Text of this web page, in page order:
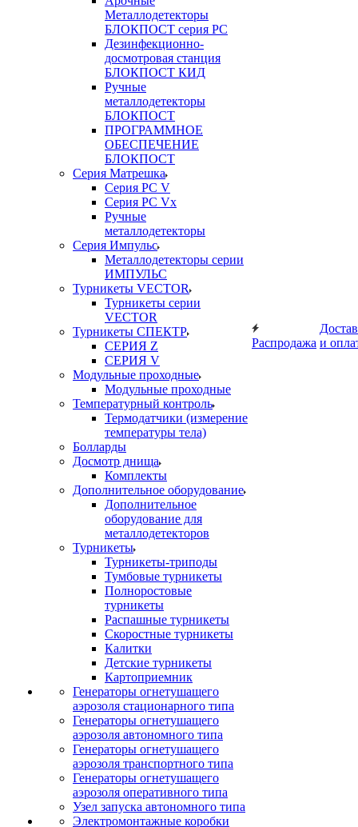
Металлодетекторы
БЛОКПОСТ серия РС
Дезинфекционно-
досмотровая станция
БЛОКПОСТ КИД
Ручные
металлодетекторы
БЛОКПОСТ
ПРОГРАММНОЕ
ОБЕСПЕЧЕНИЕ
БЛОКПОСТ
Серия Матрешка
Серия PC V
Серия PC Vx
Ручные
металлодетекторы
Серия Импульс
Металлодетекторы серии
ИМПУЛЬС
Турникеты VECTOR
Турникеты серии
VECTOR
Турникеты СПЕКТР
СЕРИЯ Z
СЕРИЯ V
Модульные проходные
Модульные проходные
Температурный контроль
Термодатчики (измерение
температуры тела)
Болларды
Досмотр днища
Комплекты
Дополнительное оборудование
Дополнительное
оборудование для
металлодетекторов
Турникеты
Турникеты-триподы
Тумбовые турникеты
Полноростовые
турникеты
Распашные турникеты
Скоростные турникеты
Калитки
Детские турникеты
Картоприемник
Генераторы огнетушащего
аэрозоля стационарного типа
Генераторы огнетушащего
аэрозоля автономного типа
Генераторы огнетушащего
аэрозоля транспортного типа
Генераторы огнетушащего
аэрозоля оперативного типа
Узел запуска автономного типа
Электромонтажные коробки
Распродажа и